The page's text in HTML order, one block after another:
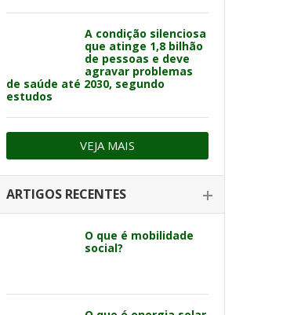
A condição silenciosa
que atinge 1,8 bilhão
de pessoas e deve
agravar problemas
de saúde até 2030, segundo
estudos
VEJA MAIS
ARTIGOS RECENTES
O que é mobilidade
social?